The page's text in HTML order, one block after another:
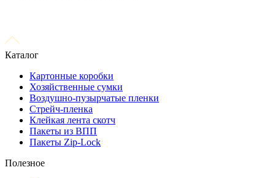
Каталог
Картонные коробки
Хозяйственные сумки
Воздушно-пузырчатые пленки
Стрейч-пленка
Клейкая лента скотч
Пакеты из ВПП
Пакеты Zip-Lock
Полезное